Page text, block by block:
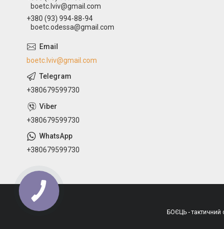
boetc.lviv@gmail.com
+380 (93) 994-88-94
boetc.odessa@gmail.com
boetc.lviv@gmail.com
+380679599730
+380679599730
+380679599730